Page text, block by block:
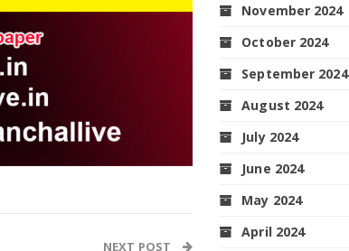
NEXT POST
November 2024
October 2024
September 2024
August 2024
July 2024
June 2024
May 2024
April 2024